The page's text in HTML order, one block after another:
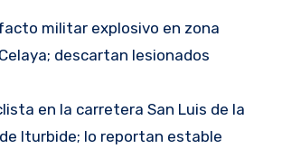
militar explosivo en zona
descartan lesionados
en la carretera San Luis de la
Iturbide; lo reportan estable